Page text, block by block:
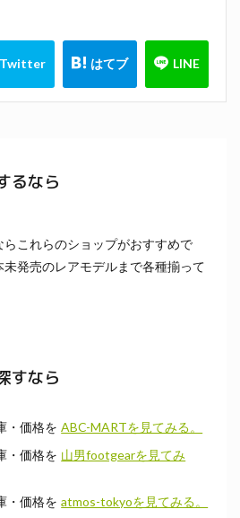
るなら
これらのショップがおすすめで
発売のレアモデルまで各種揃って
すなら
・価格を ABC-MARTを見てみる。
・価格を 山男footgearを見てみ
・価格を atmos-tokyoを見てみる。